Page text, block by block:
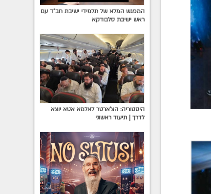
המפגש המלא של תלמידי ישיבת חב"ד עם
ראש ישיבת סלבודקא
היסטוריה: הצ'ארטר לאלמא אטא יוצא
לדרך | תיעוד ראשוני